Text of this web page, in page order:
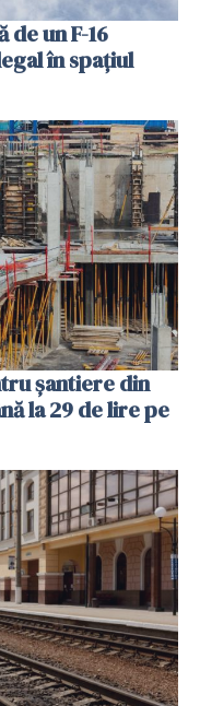
un F-16
în spațiul
șantiere din
la 29 de lire pe